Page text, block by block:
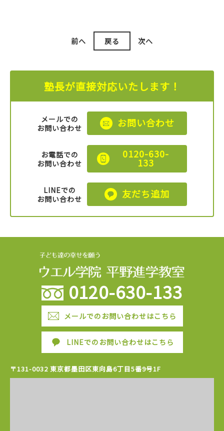
前へ 戻る 次へ
塾長が直接対応いたします！
メールでの
お問い合わせ
お問い合わせ
お電話での
お問い合わせ
0120-630-
133
LINEでの
お問い合わせ
友だち追加
0120-630-133
メールでのお問い合わせはこちら
LINEでのお問い合わせはこちら
〒131-0032 東京都墨田区東向島6丁目5番9号1F